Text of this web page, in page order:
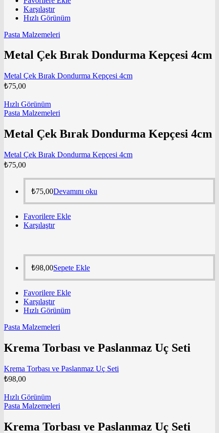
Karşılaştır
Hızlı Görünüm
Pasta Malzemeleri
Metal Çek Bırak Dondurma Kepçesi 4cm
Metal Çek Bırak Dondurma Kepçesi 4cm
₺75,00
Hızlı Görünüm
Pasta Malzemeleri
Metal Çek Bırak Dondurma Kepçesi 4cm
Metal Çek Bırak Dondurma Kepçesi 4cm
₺75,00
₺75,00Devamını oku
Favorilere Ekle
Karşılaştır
₺98,00Sepete Ekle
Favorilere Ekle
Karşılaştır
Hızlı Görünüm
Pasta Malzemeleri
Krema Torbası ve Paslanmaz Uç Seti
Krema Torbası ve Paslanmaz Uç Seti
₺98,00
Hızlı Görünüm
Pasta Malzemeleri
Krema Torbası ve Paslanmaz Uç Seti